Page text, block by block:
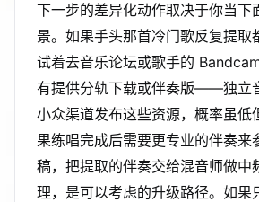
下一步的差异化动作取决于你当下
景。如果手头那首冷门歌反复提取
试着去音乐论坛或歌手的
有提供分轨下载或伴奏版——独立
小众渠道发布这些资源，概率虽低
果练唱完成后需要更专业的伴奏来
稿，把提取的伴奏交给混音师做中
理，是可以考虑的升级路径。如果